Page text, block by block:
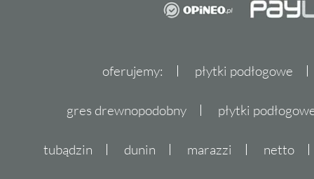
oferujemy: płytki podłogowe
gres drewnopodobny płytki
tubądzin dunin marazzi netto